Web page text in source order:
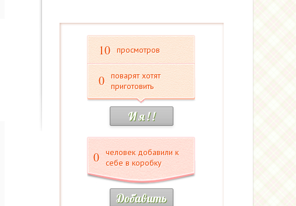
10 просмотров
0
поварят хотят
приготовить
И я ! !
0
человек добавили к
себе в коробку
Добавить